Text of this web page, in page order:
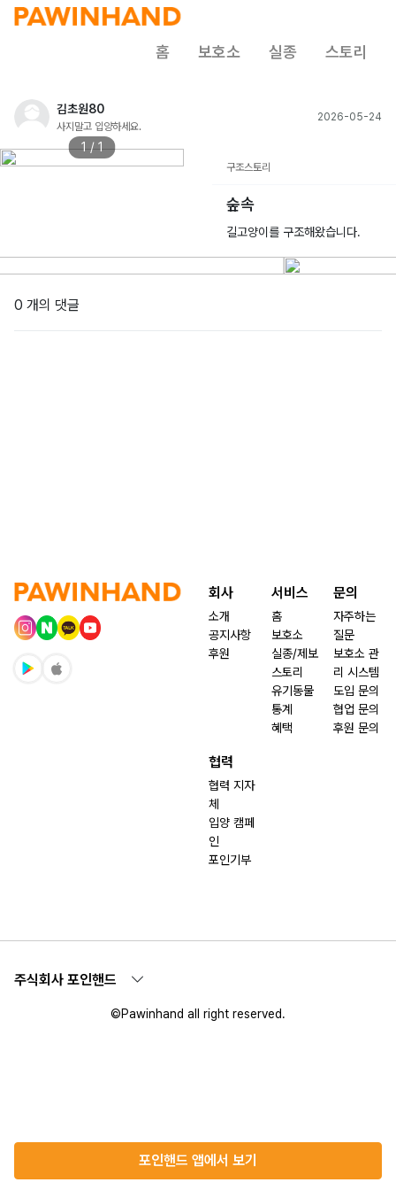
홈 보호소 실종 스토리
김초원80
사지말고 입양하세요.
2026-05-24
1 / 1
구조스토리
숲속
길고양이를 구조해왔습니다.
0 개의 댓글
포인핸드 앱에서 보기
회사
소개
공지사항
후원
서비스
홈
보호소
실종/제보
스토리
유기동물
통계
혜택
문의
자주하는
질문
보호소 관
리 시스템
도입 문의
협업 문의
후원 문의
협력
협력 지자
체
입양 캠페
인
포인기부
주식회사 포인핸드
©Pawinhand all right reserved.